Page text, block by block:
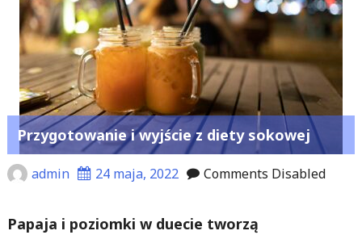
Przygotowanie i wyjście z diety sokowej
admin 24 maja, 2022 Comments Disabled
Papaja i poziomki w duecie tworzą